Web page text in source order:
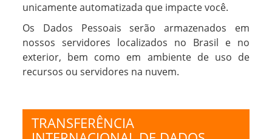
unicamente automatizada que impacte você.
Os Dados Pessoais serão armazenados em
nossos servidores localizados no Brasil e no
exterior, bem como em ambiente de uso de
recursos ou servidores na nuvem.
TRANSFERÊNCIA